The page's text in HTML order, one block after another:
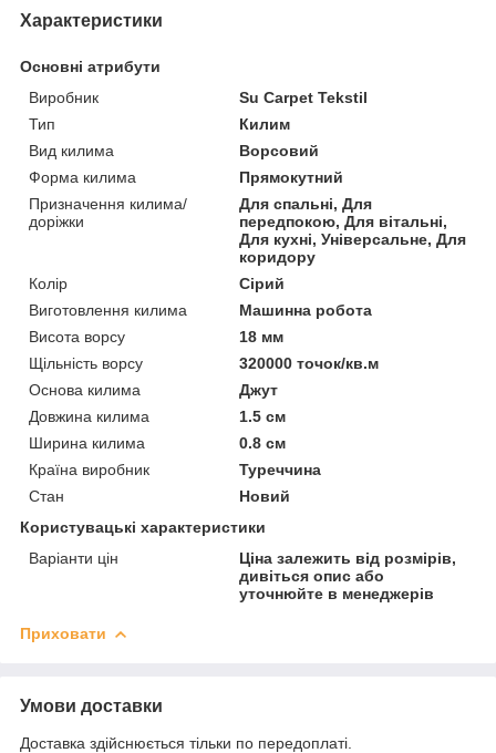
Характеристики
Основні атрибути
Виробник
Su Carpet Tekstil
Тип
Килим
Вид килима
Ворсовий
Форма килима
Прямокутний
Призначення килима/
доріжки
Для спальні, Для
передпокою, Для вітальні,
Для кухні, Універсальне, Для
коридору
Колір
Сірий
Виготовлення килима
Машинна робота
Висота ворсу
18 мм
Щільність ворсу
320000 точок/кв.м
Основа килима
Джут
Довжина килима
1.5 см
Ширина килима
0.8 см
Країна виробник
Туреччина
Стан
Новий
Користувацькі характеристики
Варіанти цін
Ціна залежить від розмірів,
дивіться опис або
уточнюйте в менеджерів
Приховати
Умови доставки
Доставка здійснюється тільки по передоплаті.